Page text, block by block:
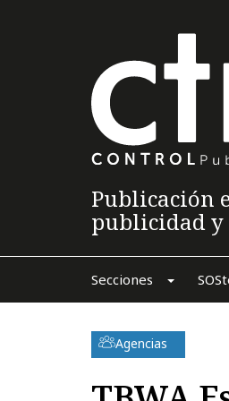
Publicación
publicidad y
Secciones
Agencias